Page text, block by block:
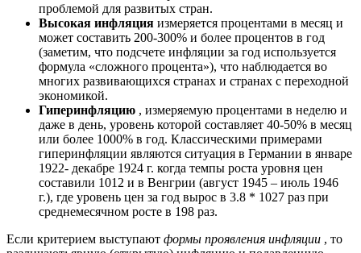
проблемой для развитых стран.
Высокая инфляция измеряется процентами в месяц и
может составить 200-300% и более процентов в год
(заметим, что подсчете инфляции за год используется
формула «сложного процента»), что наблюдается во
многих развивающихся странах и странах с переходной
экономикой.
Гиперинфляцию , измеряемую процентами в неделю и
даже в день, уровень которой составляет 40-50% в месяц
или более 1000% в год. Классическими примерами
гиперинфляции являются ситуация в Германии в январе
1922- декабре 1924 г. когда темпы роста уровня цен
составили 1012 и в Венгрии (август 1945 – июль 1946
г.), где уровень цен за год вырос в 3.8 * 1027 раз при
среднемесячном росте в 198 раз.
Если критерием выступают формы проявления инфляции , то